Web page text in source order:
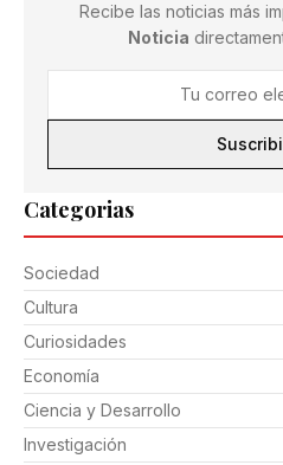
Categorias
Sociedad
Cultura
Curiosidades
Economía
Ciencia y Desarrollo
Investigación
Recibe las noticias más
Noticia